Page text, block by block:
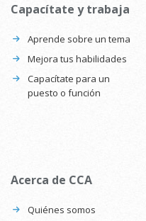
Capacítate y trabaja
Aprende sobre un tema
Mejora tus habilidades
Capacítate para un
puesto o función
Acerca de CCA
Quiénes somos